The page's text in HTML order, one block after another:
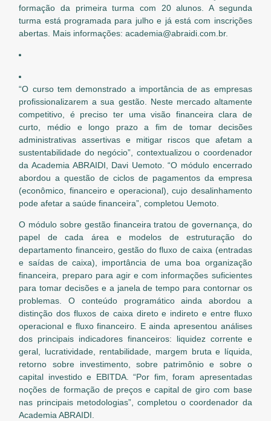
formação da primeira turma com 20 alunos. A segunda
turma está programada para julho e já está com inscrições
abertas. Mais informações: academia@abraidi.com.br.
“O curso tem demonstrado a importância de as empresas
profissionalizarem a sua gestão. Neste mercado altamente
competitivo, é preciso ter uma visão financeira clara de
curto, médio e longo prazo a fim de tomar decisões
administrativas assertivas e mitigar riscos que afetam a
sustentabilidade do negócio”, contextualizou o coordenador
da Academia ABRAIDI, Davi Uemoto. “O módulo encerrado
abordou a questão de ciclos de pagamentos da empresa
(econômico, financeiro e operacional), cujo desalinhamento
pode afetar a saúde financeira”, completou Uemoto.
O módulo sobre gestão financeira tratou de governança, do
papel de cada área e modelos de estruturação do
departamento financeiro, gestão do fluxo de caixa (entradas
e saídas de caixa), importância de uma boa organização
financeira, preparo para agir e com informações suficientes
para tomar decisões e a janela de tempo para contornar os
problemas. O conteúdo programático ainda abordou a
distinção dos fluxos de caixa direto e indireto e entre fluxo
operacional e fluxo financeiro. E ainda apresentou análises
dos principais indicadores financeiros: liquidez corrente e
geral, lucratividade, rentabilidade, margem bruta e líquida,
retorno sobre investimento, sobre patrimônio e sobre o
capital investido e EBITDA. “Por fim, foram apresentadas
noções de formação de preços e capital de giro com base
nas principais metodologias”, completou o coordenador da
Academia ABRAIDI.